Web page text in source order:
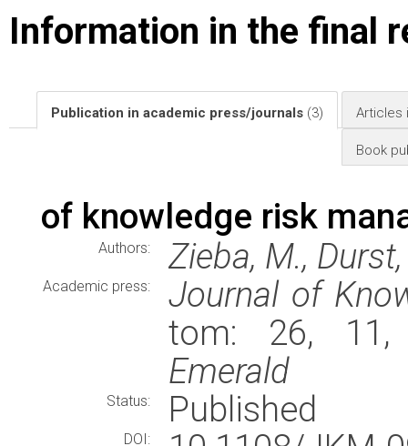
Information in the final
Publication in academic press/journals (3) Articles
Book
of knowledge risk
Authors: Zieba, M.,
Academic press:
Journal of
tom: 26, 11,
Emerald
Status: Published
DOI: